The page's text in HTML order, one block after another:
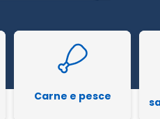
Carne e pesce